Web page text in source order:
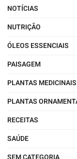
NOTÍCIAS
NUTRIÇÃO
ÓLEOS ESSENCIAIS
PAISAGEM
PLANTAS MEDICINAIS
PLANTAS
RECEITAS
SAÚDE